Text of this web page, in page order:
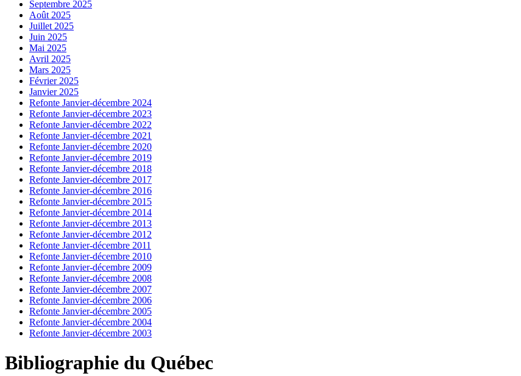
Septembre 2025
Août 2025
Juillet 2025
Juin 2025
Mai 2025
Avril 2025
Mars 2025
Février 2025
Janvier 2025
Refonte Janvier-décembre 2024
Refonte Janvier-décembre 2023
Refonte Janvier-décembre 2022
Refonte Janvier-décembre 2021
Refonte Janvier-décembre 2020
Refonte Janvier-décembre 2019
Refonte Janvier-décembre 2018
Refonte Janvier-décembre 2017
Refonte Janvier-décembre 2016
Refonte Janvier-décembre 2015
Refonte Janvier-décembre 2014
Refonte Janvier-décembre 2013
Refonte Janvier-décembre 2012
Refonte Janvier-décembre 2011
Refonte Janvier-décembre 2010
Refonte Janvier-décembre 2009
Refonte Janvier-décembre 2008
Refonte Janvier-décembre 2007
Refonte Janvier-décembre 2006
Refonte Janvier-décembre 2005
Refonte Janvier-décembre 2004
Refonte Janvier-décembre 2003
Bibliographie du Québec